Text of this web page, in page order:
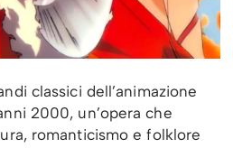
classici dell’animazione
2000, un’opera che
romanticismo e folklore